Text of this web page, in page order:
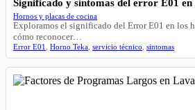
Significado y síntomas del error E01 en
Hornos y placas de cocina
Exploramos el significado del Error E01 en los
cómo reconocer…
Error E01 Horno Teka servicio técnico sintomas